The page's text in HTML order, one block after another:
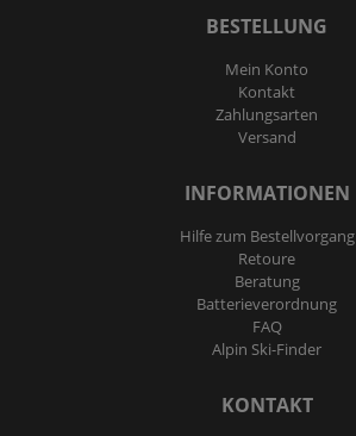
BESTELLUNG
Mein Konto
Kontakt
Zahlungsarten
Versand
INFORMATIONEN
Hilfe zum Bestellvorgang
Retoure
Beratung
Batterieverordnung
FAQ
Alpin Ski-Finder
KONTAKT